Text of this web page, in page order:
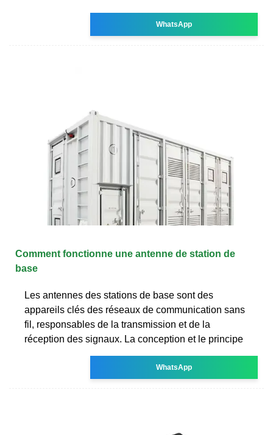
WhatsApp
Comment fonctionne une antenne de station de
base
Les antennes des stations de base sont des
appareils clés des réseaux de communication sans
fil, responsables de la transmission et de la
réception des signaux. La conception et le principe
WhatsApp